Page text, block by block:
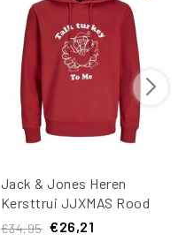
Jack & Jones Heren
Kersttrui JJXMAS Rood
€34,95 €26,21